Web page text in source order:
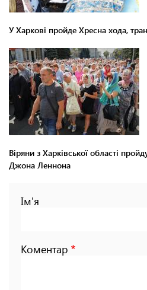
У Харкові пройде Хресна хода,
Віряни з Харківської області
Джона Леннона
Ім'я
Коментар